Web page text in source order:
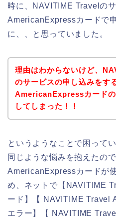
時に、NAVITIME Travelの
AmericanExpressカードで
に、、と思っていました。
理由はわからないけど、
のサービスの申し込みをす
AmericanExpressカードの
してしまった！！
というようなことで困って
同じような悩みを抱えたので
AmericanExpressカードが
め、ネットで【NAVITIME
ード】【 NAVITIME
エラー】【 NAVITIME